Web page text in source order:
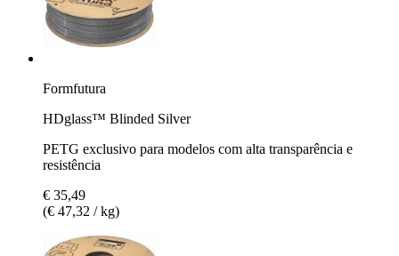
Formfutura
HDglass™ Blinded Silver
PETG exclusivo para modelos com alta transparência e
resistência
€ 35,49
(€ 47,32 / kg)